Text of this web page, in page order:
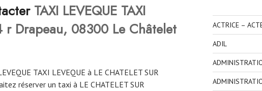
TAXI LEVEQUE TAXI
r Drapeau, 08300 Le Châtelet
TAXI LEVEQUE à LE CHATELET SUR
réserver un taxi à LE CHATELET SUR
ACTRICE –
ADIL